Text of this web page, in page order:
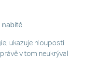
nabité
ukazuje hlouposti.
v tom neukrýval